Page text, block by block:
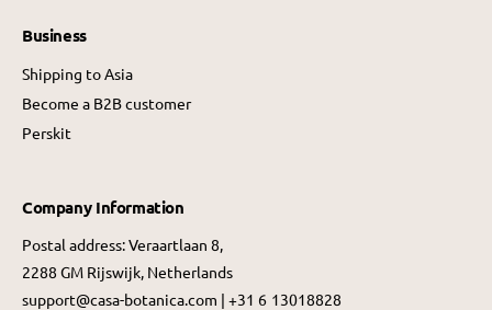
Business
Shipping to Asia
Become a B2B customer
Perskit
Company Information
Postal address: Veraartlaan 8,
2288 GM Rijswijk, Netherlands
support@casa-botanica.com | +31 6 13018828